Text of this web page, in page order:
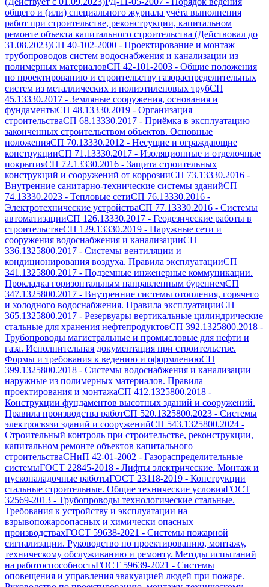
общего и (или) специального журнала учёта выполнения
работ при строительстве, реконструкции, капитальном
ремонте объекта капитального строительства (Действовал до
31.08.2023)СП 40-102-2000 - Проектирование и монтаж
трубопроводов систем водоснабжения и канализации из
полимерных материаловСП 42-101-2003 - Общие положения
по проектированию и строительству газораспределительных
систем из металлических и полиэтиленовых трубСП
45.13330.2017 - Земляные сооружения, основания и
фундаментыСП 48.13330.2019 - Организация
строительстваСП 68.13330.2017 - Приёмка в эксплуатацию
законченных строительством объектов. Основные
положенияСП 70.13330.2012 - Несущие и ограждающие
конструкцииСП 71.13330.2017 - Изоляционные и отделочные
покрытияСП 72.13330.2016 - Защита строительных
конструкций и сооружений от коррозииСП 73.13330.2016 -
Внутренние санитарно-технические системы зданийСП
74.13330.2023 - Тепловые сетиСП 76.13330.2016 -
Электротехнические устройстваСП 77.13330.2016 - Системы
автоматизацииСП 126.13330.2017 - Геодезические работы в
строительствеСП 129.13330.2019 - Наружные сети и
сооружения водоснабжения и канализацииСП
336.1325800.2017 - Системы вентиляции и
кондиционирования воздуха. Правила эксплуатацииСП
341.1325800.2017 - Подземные инженерные коммуникации.
Прокладка горизонтальным направленным бурениемСП
347.1325800.2017 - Внутренние системы отопления, горячего
и холодного водоснабжения. Правила эксплуатацииСП
365.1325800.2017 - Резервуары вертикальные цилиндрические
стальные для хранения нефтепродуктовСП 392.1325800.2018 -
Трубопроводы магистральные и промысловые для нефти и
газа. Исполнительная документация при строительстве.
Формы и требования к ведению и оформлениюСП
399.1325800.2018 - Системы водоснабжения и канализации
наружные из полимерных материалов. Правила
проектирования и монтажаСП 412.1325800.2018 -
Конструкции фундаментов высотных зданий и сооружений.
Правила производства работСП 520.1325800.2023 - Системы
электросвязи зданий и сооруженийСП 543.1325800.2024 -
Строительный контроль при строительстве, реконструкции,
капитальном ремонте объектов капитального
строительстваСНиП 42-01-2002 - Газораспределительные
системыГОСТ 22845-2018 - Лифты электрические. Монтаж и
пусконаладочные работыГОСТ 23118-2019 - Конструкции
стальные строительные. Общие технические условияГОСТ
32569-2013 - Трубопроводы технологические стальные.
Требования к устройству и эксплуатации на
взрывопожароопасных и химически опасных
производствахГОСТ 59638-2021 - Системы пожарной
сигнализации. Руководство по проектированию, монтажу,
техническому обслуживанию и ремонту. Методы испытаний
на работоспособностьГОСТ 59639-2021 - Системы
оповещения и управления эвакуацией людей при пожаре.